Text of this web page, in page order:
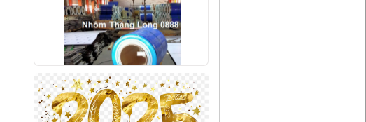
Nhôm bảo ôn cuộn mỏng A1050
Mã SP: AbaoonA1050